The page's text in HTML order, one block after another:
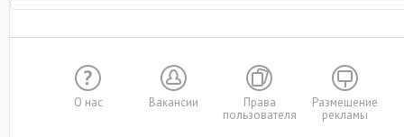
О нас Вакансии
Права
пользователя
Размещение
рекламы